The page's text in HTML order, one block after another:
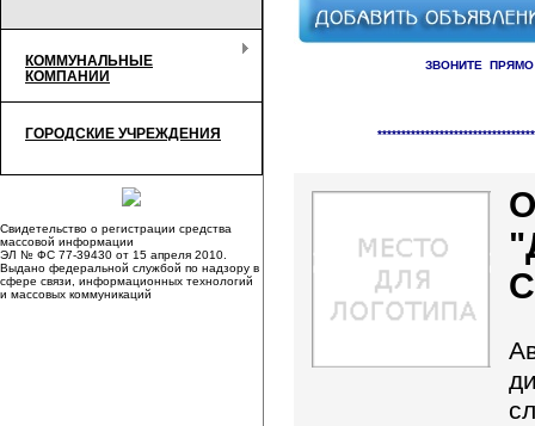
КОММУНАЛЬНЫЕ
КОМПАНИИ
ГОРОДСКИЕ УЧРЕЖДЕНИЯ
Свидетельство о регистрации средства
массовой информации
ЭЛ № ФС 77-39430 от 15 апреля 2010.
Выдано федеральной службой по надзору в
сфере связи, информационных технологий
и массовых коммуникаций
ЗВОНИТЕ
Справочник